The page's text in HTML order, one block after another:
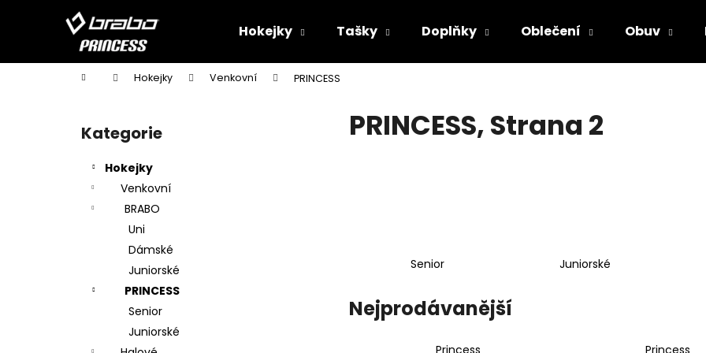
Hokejky Tašky Doplňky Oblečení Obuv
Domů Hokejky Venkovní PRINCESS
Přeskočit
kategorie
Kategorie
Hokejky
Venkovní
BRABO
Uni
Dámské
Juniorské
PRINCESS
Senior
Juniorské
PRINCESS, Strana 2
Senior Juniorské
Nejprodávanější
í
Zpět
do
Zpět
do